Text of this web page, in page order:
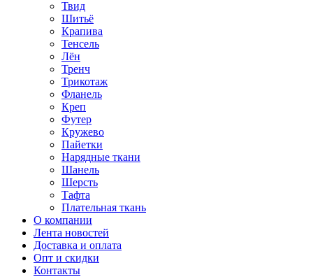
Твид
Шитьё
Крапива
Тенсель
Лён
Тренч
Трикотаж
Фланель
Креп
Футер
Кружево
Пайетки
Нарядные ткани
Шанель
Шерсть
Тафта
Плательная ткань
О компании
Лента новостей
Доставка и оплата
Опт и скидки
Контакты